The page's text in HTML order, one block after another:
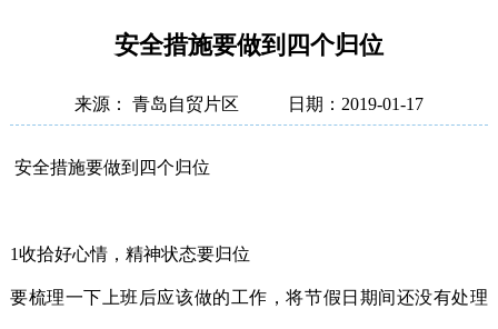
安全措施要做到四个归位
来源： 青岛自贸片区 日期：2019-01-17
安全措施要做到四个归位
1收拾好心情，精神状态要归位
要梳理一下上班后应该做的工作，将节假日期间还没有处理